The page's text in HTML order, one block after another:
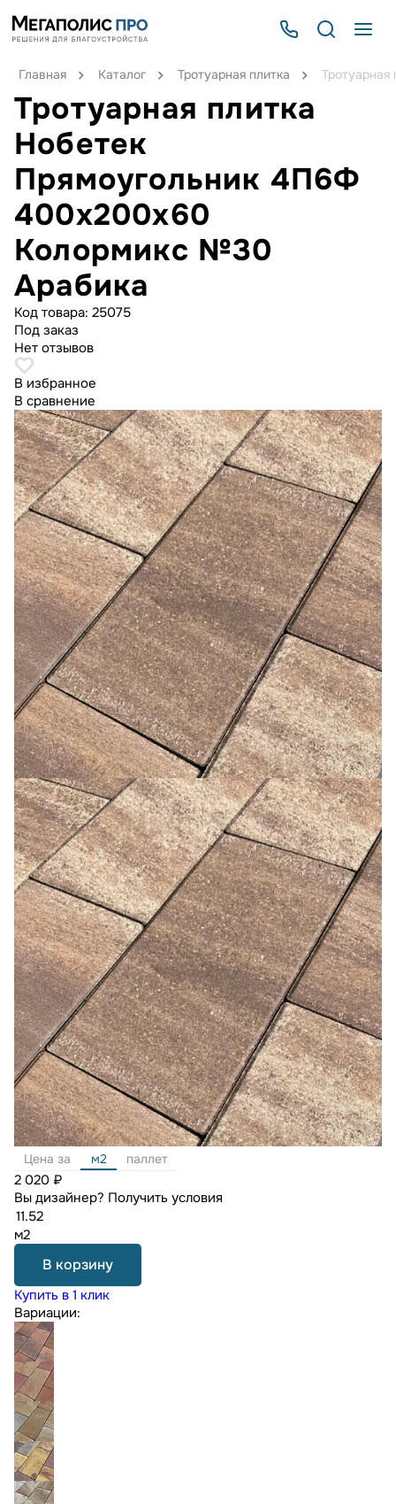
Главная Каталог Тротуарная плитка
Тротуарная плитка
Нобетек
Прямоугольник 4П6Ф
400x200x60
Колормикс №30
Арабика
Код товара: 25075
Под заказ
Нет отзывов
В избранное
В сравнение
Цена за м2 паллет
2 020 ₽
Вы дизайнер? Получить условия
м2
В корзину
Купить в 1 клик
Вариации: